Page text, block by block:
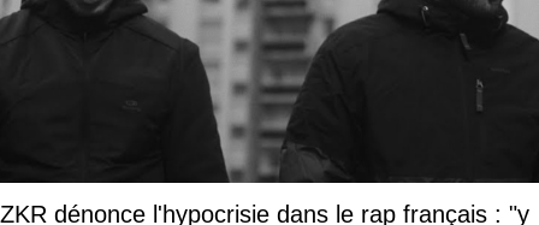
ZKR dénonce l'hypocrisie dans le rap français : "y